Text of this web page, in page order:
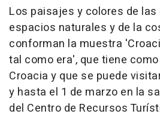
Los paisajes y colores de
espacios naturales y de la
conforman la muestra
tal como era', que tiene
Croacia y que se puede
y hasta el 1 de marzo en la
del Centro de Recursos